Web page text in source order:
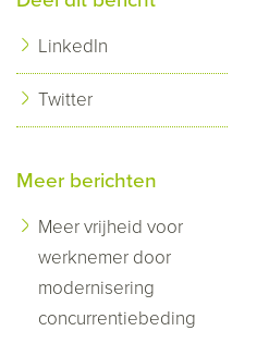
LinkedIn
Twitter
Meer berichten
Meer vrijheid voor
werknemer door
modernisering
concurrentiebeding